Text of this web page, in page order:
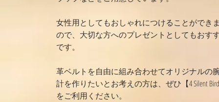
女性用としてもおしゃれにつけることができ
ので、大切な方へのプレゼントとしてもおす
です。
革ベルトを自由に組み合わせてオリジナルの
計を作りたいとお考えの方は、ぜひ【4 Silent
をご利用ください。